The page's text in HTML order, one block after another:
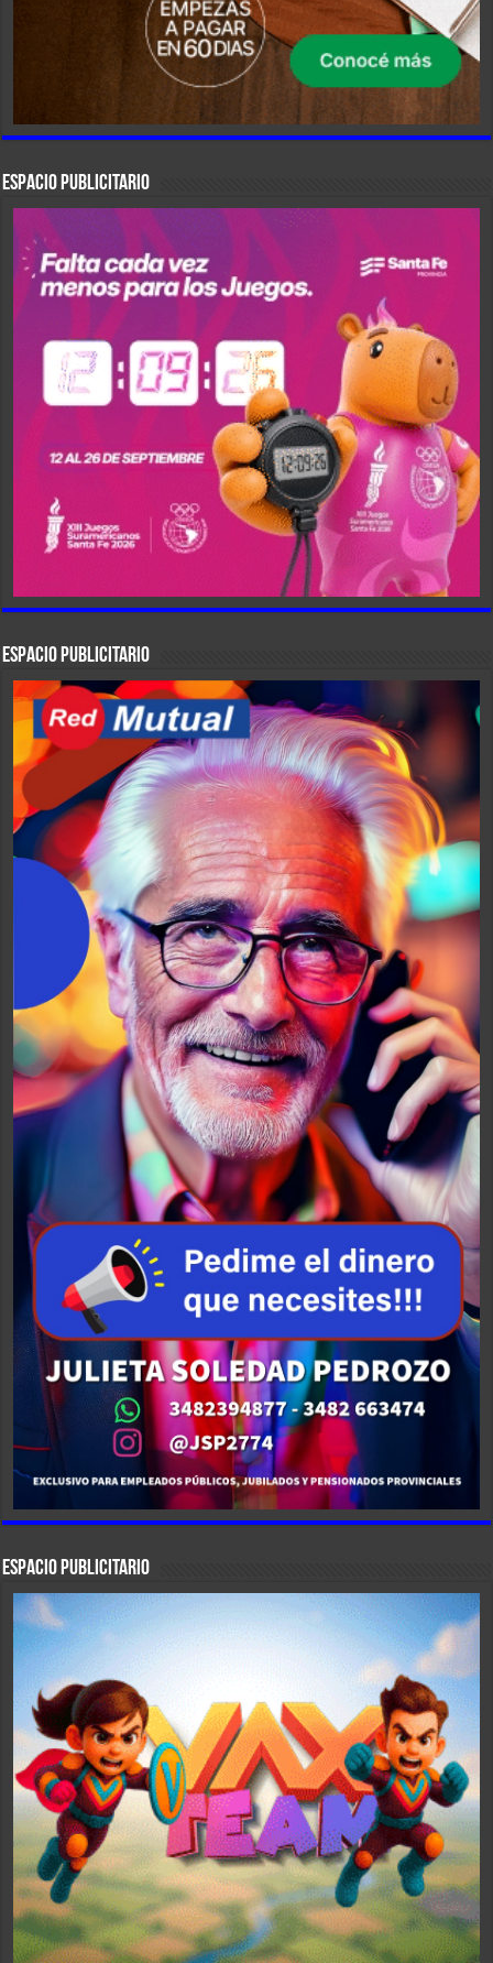
ESPACIO PUBLICITARIO
ESPACIO PUBLICITARIO
ESPACIO PUBLICITARIO